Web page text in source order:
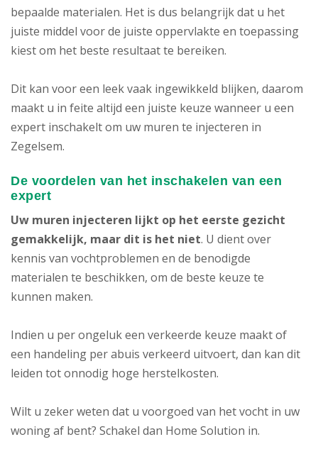
bepaalde materialen. Het is dus belangrijk dat u het
juiste middel voor de juiste oppervlakte en toepassing
kiest om het beste resultaat te bereiken.
Dit kan voor een leek vaak ingewikkeld blijken, daarom
maakt u in feite altijd een juiste keuze wanneer u een
expert inschakelt om uw muren te injecteren in
Zegelsem.
De voordelen van het inschakelen van een
expert
Uw muren injecteren lijkt op het eerste gezicht
gemakkelijk, maar dit is het niet. U dient over
kennis van vochtproblemen en de benodigde
materialen te beschikken, om de beste keuze te
kunnen maken.
Indien u per ongeluk een verkeerde keuze maakt of
een handeling per abuis verkeerd uitvoert, dan kan dit
leiden tot onnodig hoge herstelkosten.
Wilt u zeker weten dat u voorgoed van het vocht in uw
woning af bent? Schakel dan Home Solution in.